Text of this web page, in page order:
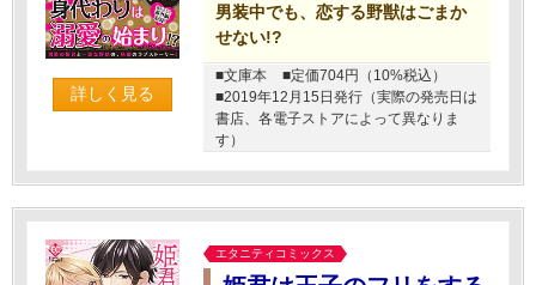
詳しく見る
男装中でも、恋する野獣はごまか
せない!?
■文庫本
■定価704円（10%税込）
■2019年12月15日発行（実際の発売日は
書店、各電子ストアによって異なりま
す）
エタニティコミックス